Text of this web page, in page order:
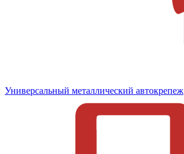
Универсальный металлический автокрепеж